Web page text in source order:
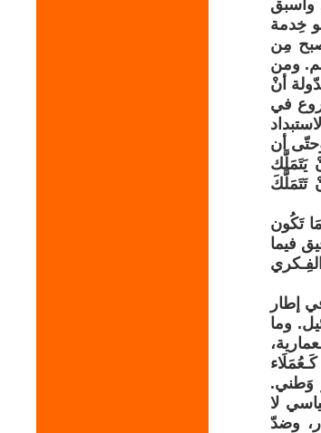
وأسبق
خِدمة
مِن
ومن
أنْ
في
أن
يَتَمَلَّك
تَتَمَلَّكَ
تَكُون
فيما
في إطار
وما
وَطني.
لا
وضدّ